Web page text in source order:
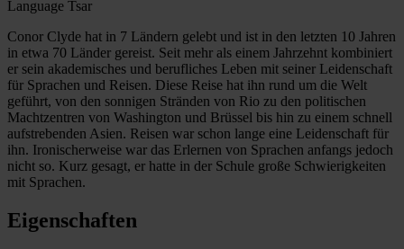
Language Tsar
Conor Clyde hat in 7 Ländern gelebt und ist in den letzten 10 Jahren
in etwa 70 Länder gereist. Seit mehr als einem Jahrzehnt kombiniert
er sein akademisches und berufliches Leben mit seiner Leidenschaft
für Sprachen und Reisen. Diese Reise hat ihn rund um die Welt
geführt, von den sonnigen Stränden von Rio zu den politischen
Machtzentren von Washington und Brüssel bis hin zu einem schnell
aufstrebenden Asien. Reisen war schon lange eine Leidenschaft für
ihn. Ironischerweise war das Erlernen von Sprachen anfangs jedoch
nicht so. Kurz gesagt, er hatte in der Schule große Schwierigkeiten
mit Sprachen.
Eigenschaften